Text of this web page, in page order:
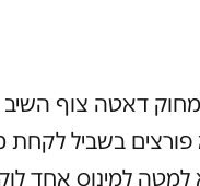
דאטה צוף
בשביל לקחת
למינוס אחד